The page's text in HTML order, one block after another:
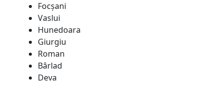
Focșani
Vaslui
Hunedoara
Giurgiu
Roman
Bârlad
Deva